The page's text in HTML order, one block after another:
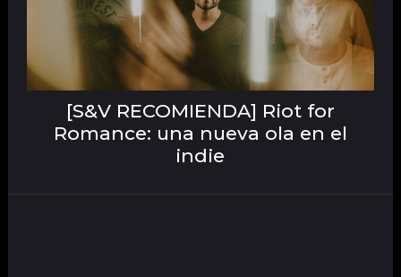
[S&V RECOMIENDA] Riot for
Romance: una nueva ola en el
indie